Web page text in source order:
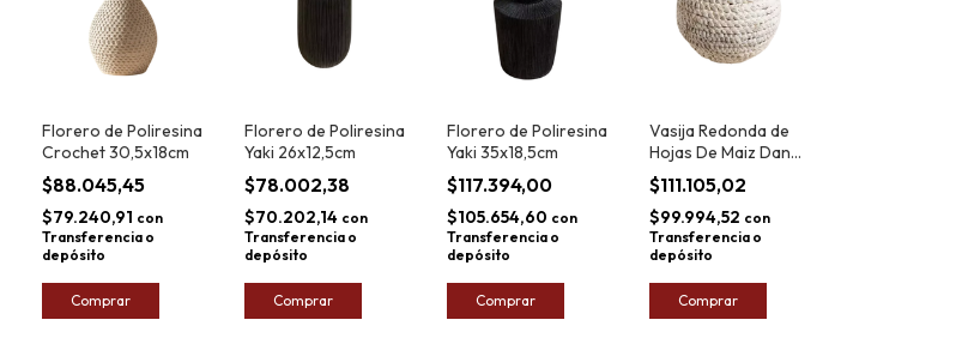
Florero de Poliresina
Crochet 30,5x18cm
$88.045,45
$79.240,91 con
Transferencia o
depósito
Comprar
Florero de Poliresina
Yaki 26x12,5cm
$78.002,38
$70.202,14 con
Transferencia o
depósito
Comprar
Florero de Poliresina
Yaki 35x18,5cm
$117.394,00
$105.654,60 con
Transferencia o
depósito
Comprar
Vasija Redonda de
Hojas De Maiz Daneh
30x30cm
$111.105,02
$99.994,52 con
Transferencia o
depósito
Comprar